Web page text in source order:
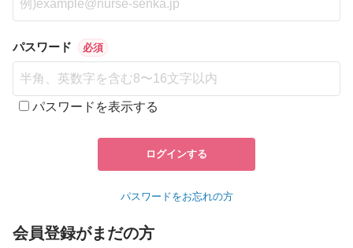
パスワード 必須
パスワードを表示する
ログインする
パスワードをお忘れの方
会員登録がまだの方